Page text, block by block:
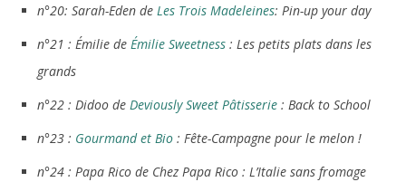
n°20: Sarah-Eden de Les Trois Madeleines: Pin-up your day
n°21 : Émilie de Émilie Sweetness : Les petits plats dans les
grands
n°22 : Didoo de Deviously Sweet Pâtisserie : Back to School
n°23 : Gourmand et Bio : Fête-Campagne pour le melon !
n°24 : Papa Rico de Chez Papa Rico : L’Italie sans fromage